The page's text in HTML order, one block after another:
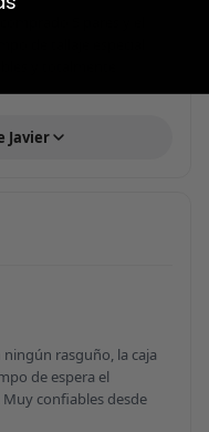
Javier
rasguño, la caja
de espera el
confiables desde